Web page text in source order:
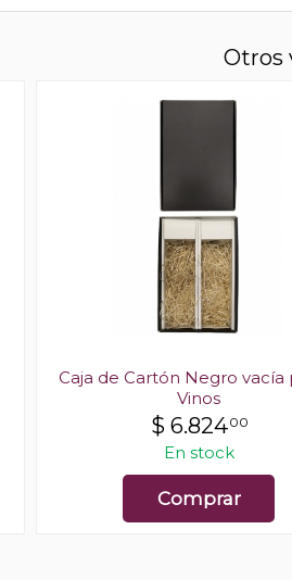
Otros
Caja de Cartón Negro vacía
Vinos
$ 6.82400
En stock
Comprar